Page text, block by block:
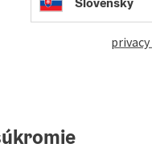
Bavarian
and well-